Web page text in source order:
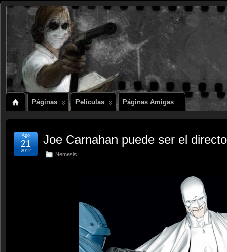
Páginas Películas Páginas Amigas
Joe Carnahan puede ser el
Nemesis
Ago
21
2012